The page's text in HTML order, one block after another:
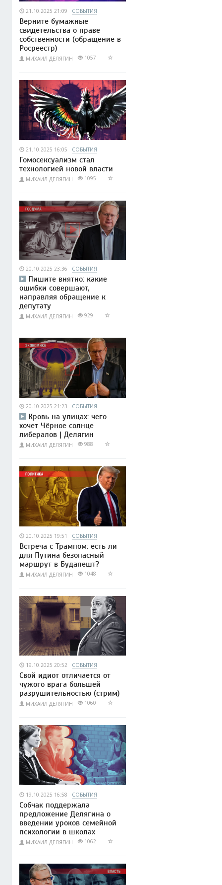
21.10.2025 21:09 СОБЫТИЯ
Верните бумажные
свидетельства о праве
собственности (обращение в
Росреестр)
МИХАИЛ ДЕЛЯГИН 1057
21.10.2025 16:05 СОБЫТИЯ
Гомосексуализм стал
технологией новой власти
МИХАИЛ ДЕЛЯГИН 1095
20.10.2025 23:36 СОБЫТИЯ
Пишите внятно: какие
ошибки совершают,
направляя обращение к
депутату
МИХАИЛ ДЕЛЯГИН 929
20.10.2025 21:23 СОБЫТИЯ
Кровь на улицах: чего
хочет Чёрное солнце
либералов | Делягин
МИХАИЛ ДЕЛЯГИН 988
20.10.2025 19:51 СОБЫТИЯ
Встреча с Трампом: есть ли
для Путина безопасный
маршрут в Будапешт?
МИХАИЛ ДЕЛЯГИН 1048
19.10.2025 20:52 СОБЫТИЯ
Свой идиот отличается от
чужого врага большей
разрушительностью (cтрим)
МИХАИЛ ДЕЛЯГИН 1060
19.10.2025 16:58 СОБЫТИЯ
Собчак поддержала
предложение Делягина о
введении уроков семейной
психологии в школах
МИХАИЛ ДЕЛЯГИН 1062